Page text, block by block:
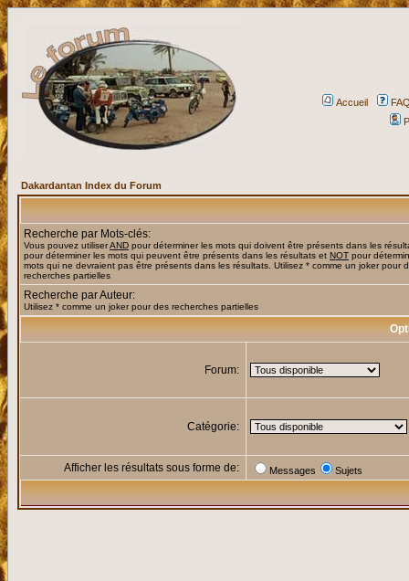
Accueil
Dakardantan Index du Forum
Recherche par Mots-clés:
Vous pouvez utiliserAND pour déterminer les mots qui doivent être présents dans les
pour déterminer les mots qui peuvent être présents dans les résultats et NOT pour
mots qui ne devraient pas être présents dans les résultats. Utilisez * comme un joker pour
recherches partielles
Recherche par Auteur:
Utilisez * comme un joker pour des recherches partielles
Forum:
Catégorie:
Afficher les résultats sous forme de: Messages Sujets